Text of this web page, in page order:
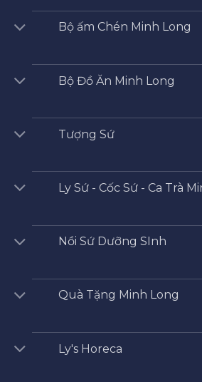
Bộ ấm Chén Minh Long
Bộ Đồ Ăn Minh Long
Tượng Sứ
Ly Sứ - Cốc Sứ - Ca Trà
Nồi Sứ Dưỡng SInh
Quà Tặng Minh Long
Ly's Horeca